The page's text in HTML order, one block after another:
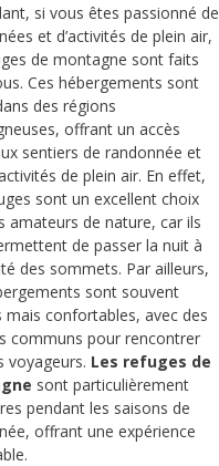
si vous êtes passionné de
et d’activités de plein air,
de montagne sont faits
Ces hébergements sont
des régions
offrant un accès
sentiers de randonnée et
de plein air. En effet,
sont un excellent choix
amateurs de nature, car ils
de passer la nuit à
des sommets. Par ailleurs,
sont souvent
mais confortables, avec des
communs pour rencontrer
voyageurs. Les refuges de
sont particulièrement
pendant les saisons de
offrant une expérience